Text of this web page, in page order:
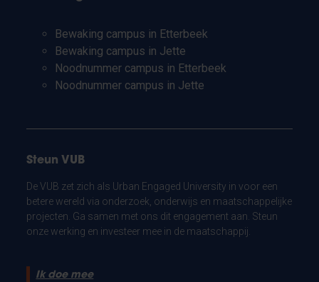
Bewaking campus in Etterbeek
Bewaking campus in Jette
Noodnummer campus in Etterbeek
Noodnummer campus in Jette
Steun VUB
De VUB zet zich als Urban Engaged University in voor een
betere wereld via onderzoek, onderwijs en maatschappelijke
projecten. Ga samen met ons dit engagement aan. Steun
onze werking en investeer mee in de maatschappij.
Ik doe mee